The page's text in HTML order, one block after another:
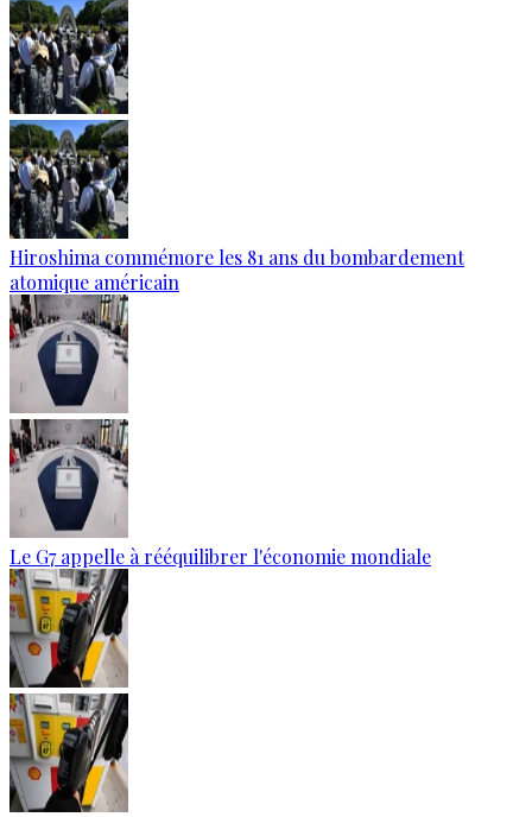
Hiroshima commémore les 81 ans du bombardement
atomique américain
Le G7 appelle à rééquilibrer l'économie mondiale